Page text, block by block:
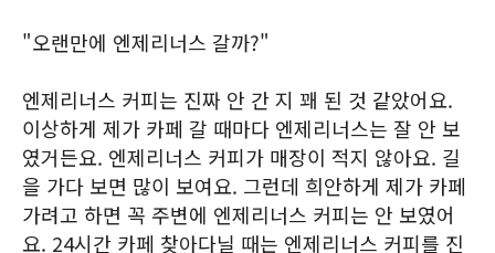
"오랜만에 엔제리너스 갈까?"
엔제리너스 커피는 진짜 안 간 지 꽤 된 것 같았어요.
이상하게 제가 카페 갈 때마다 엔제리너스는 잘 안 보
였거든요. 엔제리너스 커피가 매장이 적지 않아요. 길
을 가다 보면 많이 보여요. 그런데 희안하게 제가 카페
가려고 하면 꼭 주변에 엔제리너스 커피는 안 보였어
요. 24시간 카페 찾아다닐 때는 엔제리너스 커피를 진